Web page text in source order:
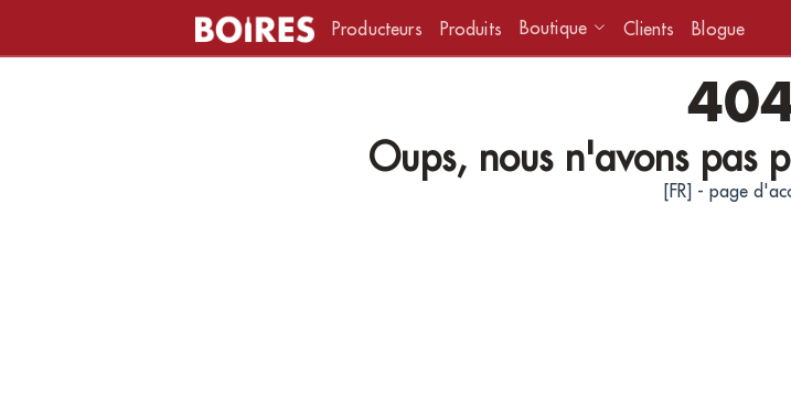
Producteurs Produits Boutique Clients Blogue
Oups, nous n'avons pas
[FR] - page